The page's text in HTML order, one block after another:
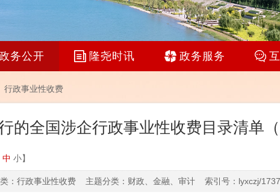
务公开 隆尧时讯 政务服务
行政事业性收费
的全国涉企行政事业性收费目录清单（
中 小】
：行政事业性收费 主题分类：财政、金融、审计 索引号：lyxczj/